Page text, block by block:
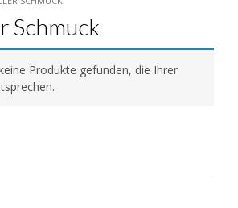
Schmuck
Produkte gefunden, die Ihrer